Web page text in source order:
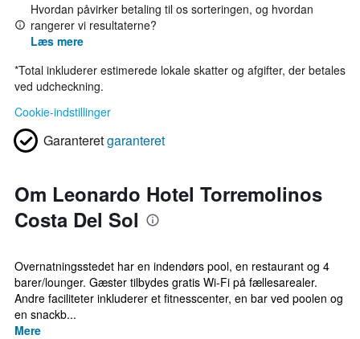
Hvordan påvirker betaling til os sorteringen, og hvordan
rangerer vi resultaterne?
Læs mere
*Total inkluderer estimerede lokale skatter og afgifter, der betales
ved udcheckning.
Cookie-indstillinger
Garanteretgaranteret
Om Leonardo Hotel Torremolinos
Costa Del Sol
Overnatningsstedet har en indendørs pool, en restaurant og 4
barer/lounger. Gæster tilbydes gratis Wi-Fi på fællesarealer.
Andre faciliteter inkluderer et fitnesscenter, en bar ved poolen og
en snackb...
Mere